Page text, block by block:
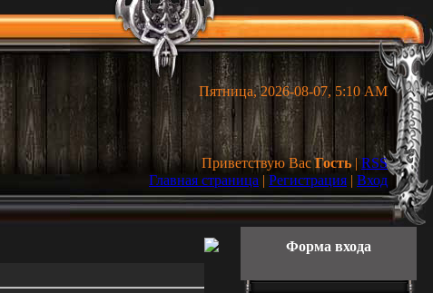
Пятница, 2026-08-07, 5:10 AM
Приветствую ВасГость | RSS
Главная страница | Регистрация | Вход
Форма входа